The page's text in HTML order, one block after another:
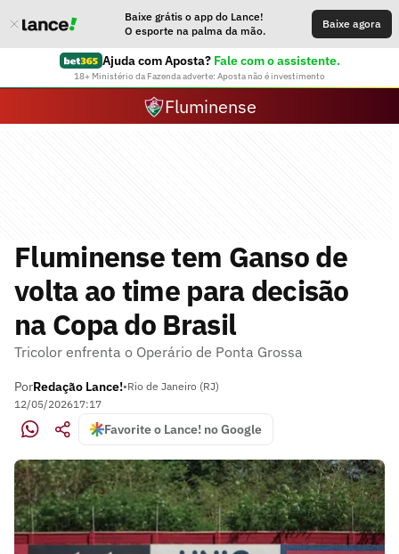
Baixe grátis o app do Lance!
O esporte na palma da mão.
Baixe agora
Ajuda com Aposta? Fale com o assistente.
18+ Ministério da Fazenda adverte: Aposta não é investimento
Fluminense
Fluminense tem Ganso de
volta ao time para decisão
na Copa do Brasil
Tricolor enfrenta o Operário de Ponta Grossa
PorRedação Lance!•Rio de Janeiro (RJ)
12/05/202617:17
Favorite o Lance! no Google